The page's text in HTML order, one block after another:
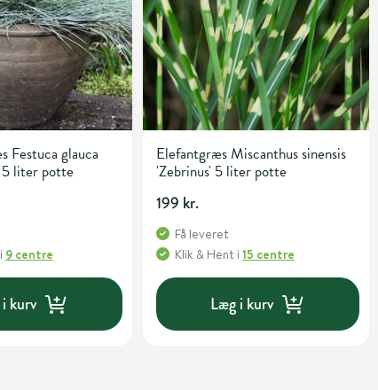
Festuca glauca
liter potte
i 9 centre
kurv
Elefantgræs Miscanthus sinensis
'Zebrinus' 5 liter potte
199 kr.
Få leveret
Klik & Hent i 15 centre
Læg i kurv